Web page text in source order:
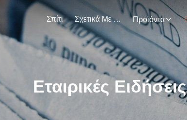
Σπίτι Σχετικά Με Εμάς Προϊόντα
Εταιρικές Ειδήσεις